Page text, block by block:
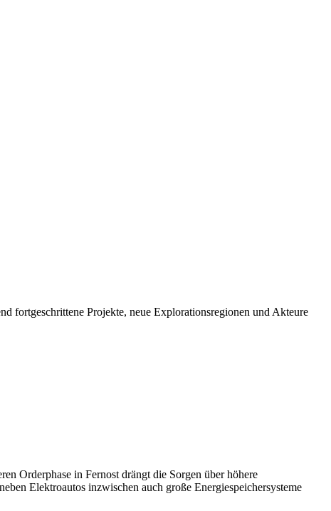
fortgeschrittene Projekte, neue Explorationsregionen und Akteure
Orderphase in Fernost drängt die Sorgen über höhere
Elektroautos inzwischen auch große Energiespeichersysteme